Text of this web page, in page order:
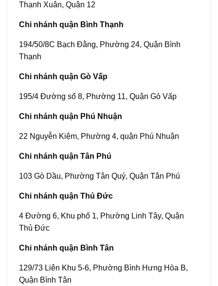
Thạnh Xuân, Quận 12
Chi nhánh quận Bình Thạnh
194/50/8C Bạch Đằng, Phường 24, Quận Bình
Thạnh
Chi nhánh quận Gò Vấp
195/4 Đường số 8, Phường 11, Quận Gò Vấp
Chi nhánh quận Phú Nhuận
22 Nguyễn Kiệm, Phường 4, quận Phú Nhuận
Chi nhánh quận Tân Phú
103 Gò Dầu, Phường Tân Quý, Quận Tân Phú
Chi nhánh quận Thủ Đức
4 Đường 6, Khu phố 1, Phường Linh Tây, Quận
Thủ Đức
Chi nhánh quận Bình Tân
129/73 Liên Khu 5-6, Phường Bình Hưng Hòa B,
Quận Bình Tân